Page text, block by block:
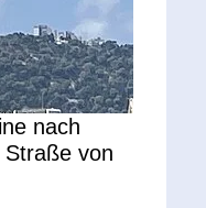
nach
von